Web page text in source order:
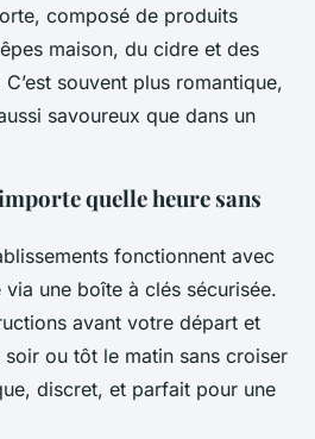
composé de produits
maison, du cidre et des
souvent plus romantique,
savoureux que dans un
quelle heure sans
fonctionnent avec
une boîte à clés sécurisée.
avant votre départ et
ou tôt le matin sans croiser
discret, et parfait pour une